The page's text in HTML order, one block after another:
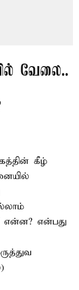
வேலை..
கீழ்
என்ன? என்பது